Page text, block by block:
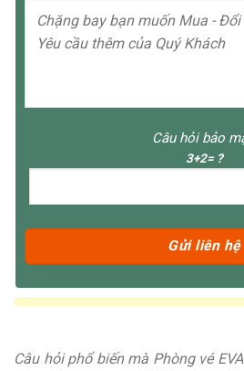
Câu hỏi bảo
3+2= ?
Câu hỏi phổ biến mà Phòng vé